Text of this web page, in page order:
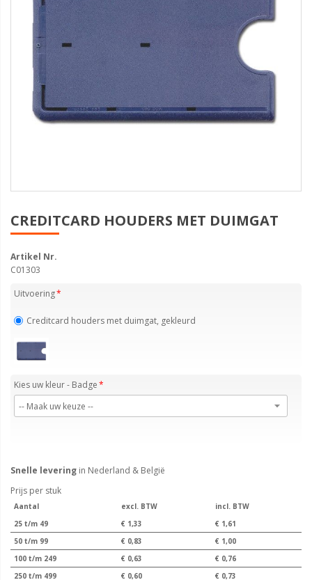
CREDITCARD HOUDERS MET DUIMGAT
Artikel Nr.
C01303
Uitvoering
Creditcard houders met duimgat, gekleurd
Kies uw kleur - Badge
Snelle levering in Nederland & België
Prijs per stuk
Aantal excl. BTW
incl. BTW
25 t/m 49
€ 1,33
€ 1,61
50 t/m 99
€ 0,83
€ 1,00
100 t/m 249
€ 0,63
€ 0,76
250 t/m 499
€ 0,60
€ 0,73